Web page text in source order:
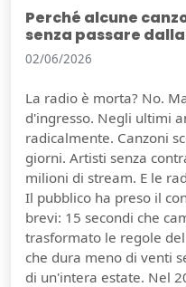
Perché alcune
senza passare
02/06/2026
La radio è morta? No.
d'ingresso. Negli ultimi
radicalmente. Canzoni
giorni. Artisti senza
milioni di stream. E le
Il pubblico ha preso il
brevi: 15 secondi che
trasformato le regole
che dura meno di venti
di un'intera estate. Nel